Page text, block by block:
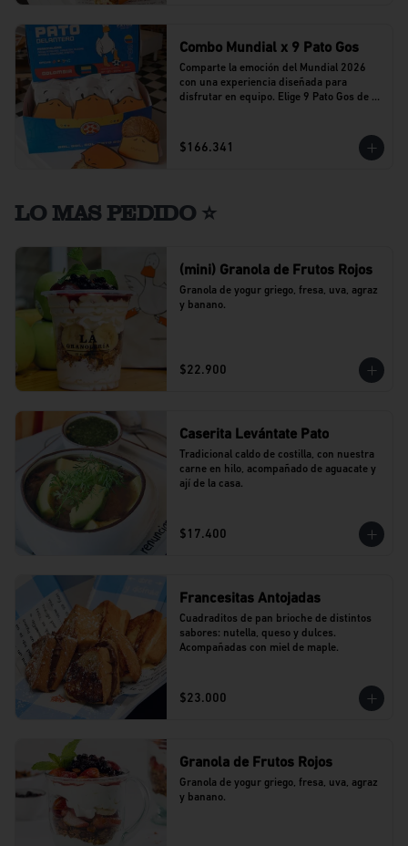
Combo Mundial x 9 Pato Gos
Comparte la emoción del Mundial 2026
con una experiencia diseñada para
disfrutar en equipo. Elige 9 Pato Gos de tu
Al Agua Patos.
$166.341
LO MAS PEDIDO ⭐
(mini) Granola de Frutos Rojos
Granola de yogur griego, fresa, uva, agraz
y banano.
$22.900
Caserita Levántate Pato
Tradicional caldo de costilla, con nuestra
carne en hilo, acompañado de aguacate y
ají de la casa.
$17.400
Francesitas Antojadas
Cuadraditos de pan brioche de distintos
sabores: nutella, queso y dulces.
Acompañadas con miel de maple.
$23.000
Granola de Frutos Rojos
Granola de yogur griego, fresa, uva, agraz
y banano.